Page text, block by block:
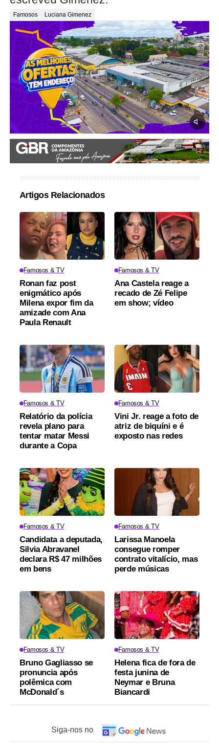
Famosos Luciana Gimenez
Artigos Relacionados
Famosos & TV
Ronan faz post
enigmático após
Milena expor fim da
amizade com Ana
Paula Renault
Famosos & TV
Ana Castela reage a
recado de Zé Felipe
em show; vídeo
Famosos & TV
Relatório da polícia
revela plano para
tentar matar Messi
durante a Copa
Famosos & TV
Vini Jr. reage a foto de
atriz de biquíni e é
exposto nas redes
Famosos & TV
Candidata a deputada,
Silvia Abravanel
declara R$ 47 milhões
em bens
Famosos & TV
Larissa Manoela
consegue romper
contrato vitalício, mas
perde músicas
Famosos & TV
Bruno Gagliasso se
pronuncia após
polêmica com
McDonald´s
Famosos & TV
Helena fica de fora de
festa junina de
Neymar e Bruna
Biancardi
Siga-nos no